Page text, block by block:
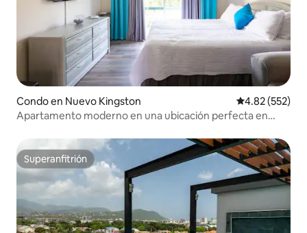
Condo en Nuevo Kingston Calificación
4.82 (552)
Apartamento moderno en una ubicación perfecta en
Superanfitrión
Superanfitrión